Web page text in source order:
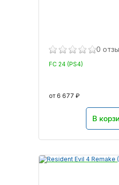
0
FC 24 (PS4)
от 6 677 ₽
В